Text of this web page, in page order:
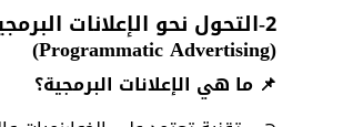
2-التحول نحو الإعلانات
(Programmatic Advertising)
📌 ما هي الإعلانات البرمجية؟